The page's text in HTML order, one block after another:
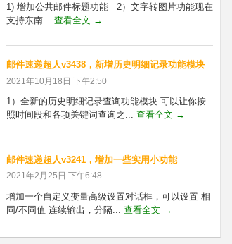
1) 增加公共邮件标题功能 2）文字转图片功能现在
支持东南... 查看全文 →
邮件速递超人v3438，新增历史明细记录功能模块
2021年10月18日 下午2:50
1）全新的历史明细记录查询功能模块 可以让你按
照时间段和各项关键词查询之... 查看全文 →
邮件速递超人v3241，增加一些实用小功能
2021年2月25日 下午6:48
增加一个自定义变量高级设置对话框，可以设置 相
同/不同值 连续输出，分隔... 查看全文 →